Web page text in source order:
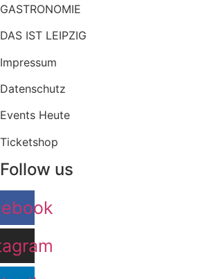
GASTRONOMIE
DAS IST LEIPZIG
Impressum
Datenschutz
Events Heute
Ticketshop
Follow us